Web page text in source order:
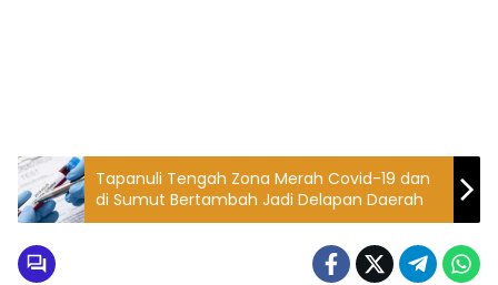
Tapanuli Tengah Zona Merah Covid-19 dan
di Sumut Bertambah Jadi Delapan Daerah